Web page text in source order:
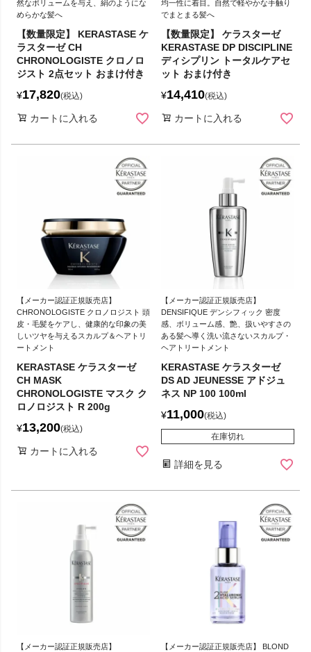
然なボリュームを与え、絹のようにな
めらかな髪へ
【数量限定】 KERASTASE ケ
ラスターゼ CH
CHRONOLOGISTE クロノロ
ジスト 2点セット おまけ付き
¥17,820 税込
カートに入れる
均一性に着目。自然で軽やかな手触り
でまとまる髪へ
【数量限定】 ケラスターゼ
KERASTASE DP DISCIPLINE
ディシプリン トータルケアセ
ット おまけ付き
¥14,410 税込
カートに入れる
【メーカー認証正規販売店】
CHRONOLOGISTE クロノロジスト 頭
皮・毛髪をケアし、健康的な印象の美
しいツヤを与えるスカルプ＆ヘアトリ
ートメント
KERASTASE ケラスターゼ
CH MASK
CHRONOLOGISTE マスク ク
ロノロジスト R 200g
¥13,200 税込
カートに入れる
【メーカー認証正規販売店】
DENSIFIQUE デンシフィック 密度
感、ボリューム感、艶、扱いやすさの
ある髪へ導く洗い流さないスカルプ・
ヘアトリートメント
KERASTASE ケラスターゼ
DS AD JEUNESSE アドジュ
ネス NP 100 100ml
¥11,000 税込
在庫切れ
詳細を見る
【メーカー認証正規販売店】
【メーカー認証正規販売店】 BLOND